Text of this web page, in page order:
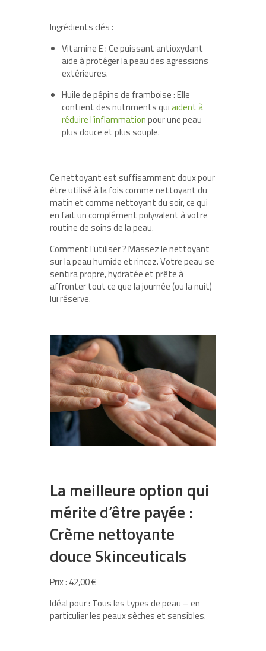
Ingrédients clés :
Vitamine E : Ce puissant antioxydant
aide à protéger la peau des agressions
extérieures.
Huile de pépins de framboise : Elle
contient des nutriments quiaident à
réduire l’inflammationpour une peau
plus douce et plus souple.
Ce nettoyant est suffisamment doux pour
être utilisé à la fois comme nettoyant du
matin et comme nettoyant du soir, ce qui
en fait un complément polyvalent à votre
routine de soins de la peau.
Comment l’utiliser ? Massez le nettoyant
sur la peau humide et rincez. Votre peau se
sentira propre, hydratée et prête à
affronter tout ce que la journée (ou la nuit)
lui réserve.
La meilleure option qui
mérite d’être payée :
Crème nettoyante
douce Skinceuticals
Prix : 42,00 €
Idéal pour : Tous les types de peau – en
particulier les peaux sèches et sensibles.